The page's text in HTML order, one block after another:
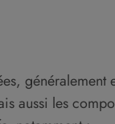
généralement
aussi les